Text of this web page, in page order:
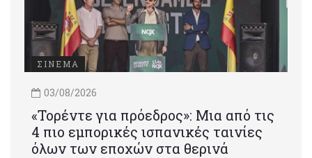
ΣΙΝΕΜΑ
03/08/2026
«Τορέντε για πρόεδρος»: Mια από τις
4 πιο εμπορικές ισπανικές ταινίες
όλων των εποχών στα θερινά